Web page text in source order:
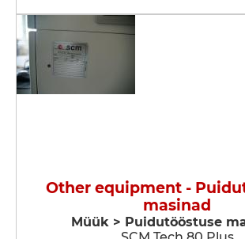
Other equipment -
masinad
Müük > Puidutööstuse